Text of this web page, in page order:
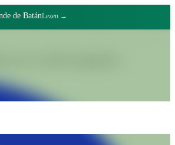
de BatánLezen →
en collectief engagement.